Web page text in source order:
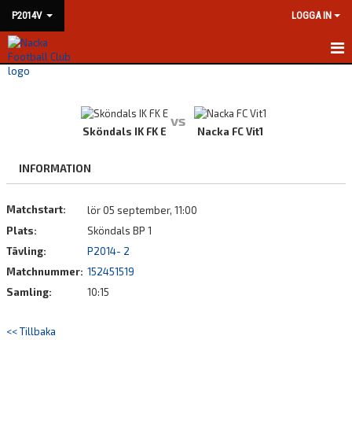
P2014V LOGGA IN
HEM
MATCHER
TRUPPEN
BILDGALLERI
Sköndals IK FK E
vs
Nacka FC Vit1
INFORMATION
Matchstart:
lör 05 september, 11:00
Plats:
Sköndals BP 1
Tävling:
P2014- 2
Matchnummer: 152451519
Samling:
10:15
<< Tillbaka